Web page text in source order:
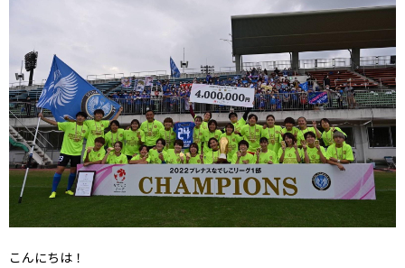
こんにちは！